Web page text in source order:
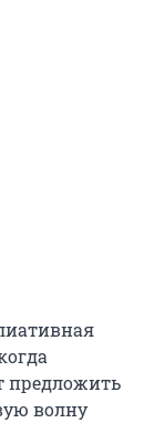
предложить
волну